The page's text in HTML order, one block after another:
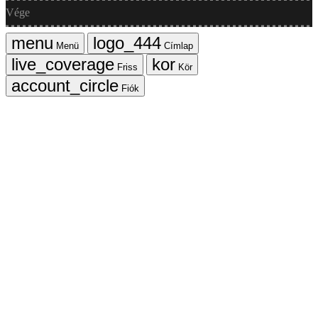
Vége
Menü
Címlap
Friss
Kör
Fiók